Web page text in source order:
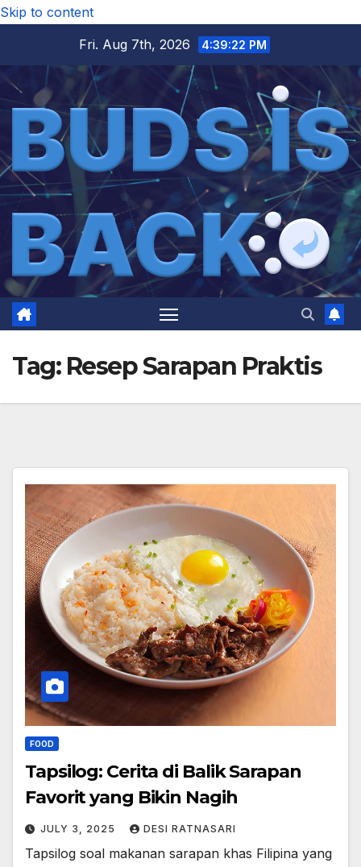
Skip to content
Fri. Aug 7th, 2026
4:39:23 PM
Tag: Resep Sarapan Praktis
FOOD
Tapsilog: Cerita di Balik Sarapan
Favorit yang Bikin Nagih
JULY 3, 2025 DESI RATNASARI
Tapsilog soal makanan sarapan khas Filipina yang